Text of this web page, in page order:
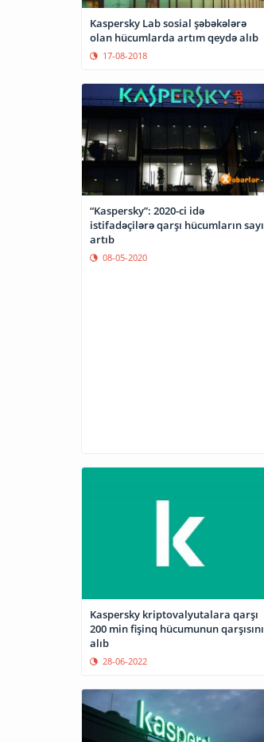
Kaspersky Lab sosial şəbəkələrə
olan hücumlarda artım qeydə alıb
17-08-2018
“Kaspersky”: 2020-ci idə
istifadəçilərə qarşı hücumların sayı
artıb
08-05-2020
Kaspersky kriptovalyutalara qarşı
200 min fişinq hücumunun qarşısını
alıb
28-06-2022